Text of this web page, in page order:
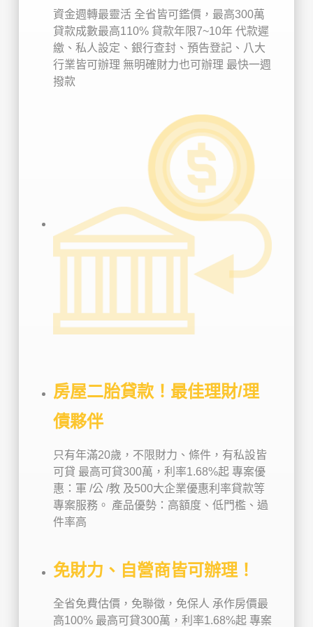
資金週轉最靈活全省皆可鑑價，最高300萬
貸款成數最高110%貸款年限7~10年代款遲
繳、私人設定、銀行查封、預告登記、八大
行業皆可辦理 無明確財力也可辦理 最快一週
撥款
房屋二胎貸款！最佳理財/理
債夥伴
只有年滿20歲，不限財力、條件，有私設皆
可貸 最高可貸300萬，利率1.68%起專案優
惠：軍 /公 /教 及500大企業優惠利率貸款等
專案服務。 產品優勢：高額度、低門檻、過
件率高
免財力、自營商皆可辦理！
全省免費估價，免聯徵，免保人 承作房價最
高100%最高可貸300萬，利率1.68%起專案